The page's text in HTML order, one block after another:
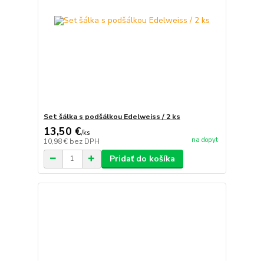
Set šálka s podšálkou Edelweiss / 2 ks
13,50 €/ks
10,98 € bez DPH na dopyt
Pridať do košíka